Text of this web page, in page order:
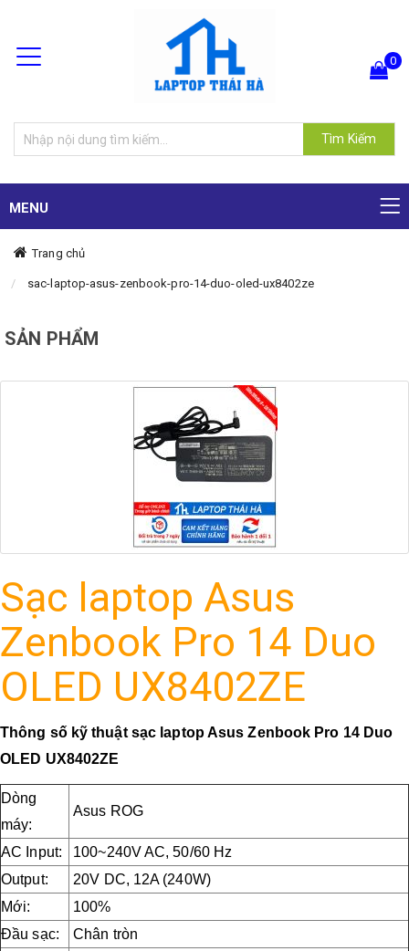
Tìm Kiếm
0
MENU
Trang chủ
sac-laptop-asus-zenbook-pro-14-duo-oled-ux8402ze
SẢN PHẨM
Sạc laptop Asus
Zenbook Pro 14 Duo
OLED UX8402ZE
Thông số kỹ thuật sạc laptop Asus Zenbook Pro 14 Duo
OLED UX8402ZE
Dòng
máy:
Asus ROG
AC Input:
100~240V AC, 50/60 Hz
Output:
20V DC, 12A (240W)
Mới:
100%
Đầu sạc:
Chân tròn